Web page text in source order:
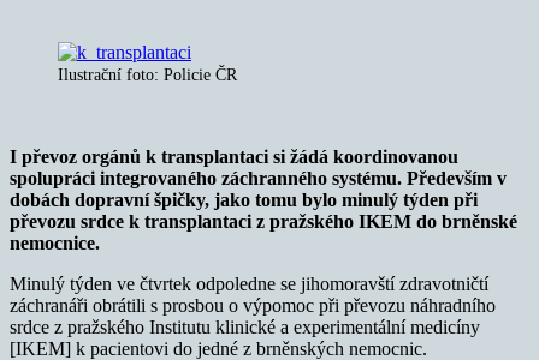
Ilustrační foto: Policie ČR
I převoz orgánů k transplantaci si žádá koordinovanou
spolupráci integrovaného záchranného systému. Především v
dobách dopravní špičky, jako tomu bylo minulý týden při
převozu srdce k transplantaci z pražského IKEM do brněnské
nemocnice.
Minulý týden ve čtvrtek odpoledne se jihomoravští zdravotničtí
záchranáři obrátili s prosbou o výpomoc při převozu náhradního
srdce z pražského Institutu klinické a experimentální medicíny
[IKEM] k pacientovi do jedné z brněnských nemocnic.